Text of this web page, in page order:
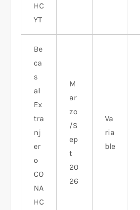
HC
YT
Be
ca
s
al
Ex
tra
nj
er
o
CO
NA
HC
M
ar
zo
/S
ep
t
20
26
Va
ria
ble